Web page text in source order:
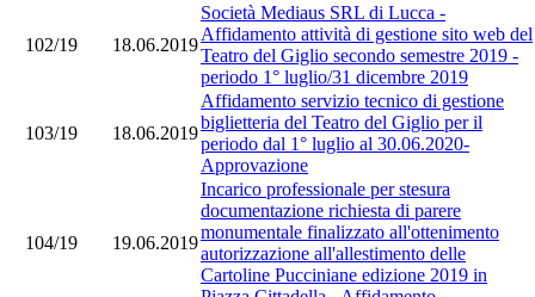
102/19 18.06.2019
Società Mediaus SRL di Lucca -
Affidamento attività di gestione sito web del
Teatro del Giglio secondo semestre 2019 -
periodo 1° luglio/31 dicembre 2019
103/19 18.06.2019
Affidamento servizio tecnico di gestione
biglietteria del Teatro del Giglio per il
periodo dal 1° luglio al 30.06.2020-
Approvazione
104/19 19.06.2019
Incarico professionale per stesura
documentazione richiesta di parere
monumentale finalizzato all'ottenimento
autorizzazione all'allestimento delle
Cartoline Pucciniane edizione 2019 in